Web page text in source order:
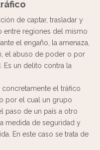
de captar, trasladar y
entre regiones del mismo
el engaño, la amenaza,
el abuso de poder o por
Es un delito contra la
concretamente el tráfico
por el cual un grupo
paso de un país a otro
medida de seguridad y
En este caso se trata de